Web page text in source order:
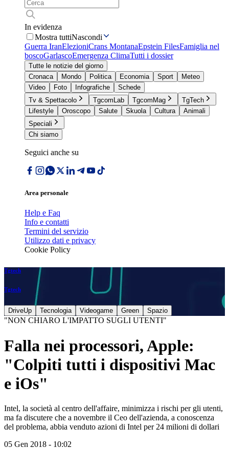
In evidenza
Mostra tuttiNascondi
Guerra IranElezioniCrans MontanaEpstein FilesFamiglia nel
boscoGarlascoEmergenza ClimaTutti i dossier
Tutte le notizie del giorno
Cronaca
Mondo Politica Economia Sport
Meteo
Video
Foto Infografiche
Schede
Tv & Spettacolo
TgcomLab TgcomMag
TgTech
Lifestyle
Oroscopo Salute Skuola Cultura
Animali
Speciali
Chi siamo
Seguici anche su
Area personale
Help e Faq
Info e contatti
Termini del servizio
Utilizzo dati e privacy
Cookie Policy
Tgtech
Tgtech
DriveUp Tecnologia Videogame Green Spazio
"NON CHIARO L'IMPATTO SUGLI UTENTI"
Falla nei processori, Apple:
"Colpiti tutti i dispositivi Mac
e iOs"
Intel, la società al centro dell'affaire, minimizza i rischi per gli utenti,
ma fa discutere che a novembre il Ceo dell'azienda, a conoscenza
del problema, abbia venduto azioni di Intel per 24 milioni di dollari
05 Gen 2018 - 10:02